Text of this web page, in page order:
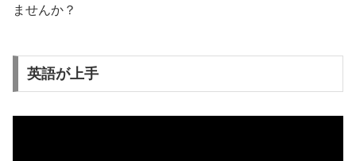
ませんか？
英語が上手